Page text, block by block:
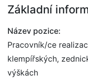
Základní
Název pozice:
Pracovník/ce
klempířských,
výškách